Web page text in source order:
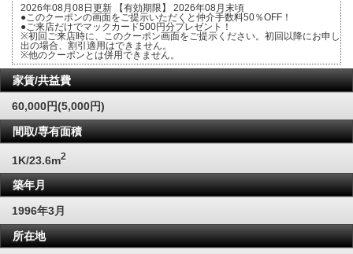
2026年08月08日更新 【有効期限】 2026年08月末頃
●このクーポンの画面をご提示いただくと仲介手数料50％OFF！
●ご来店だけでマックカード500円分プレゼント！
※初回ご来店時に、このクーポン画面をご提示ください。初回以降にお申し
出の場合、割引適用はできません。
※他のクーポンとは併用できません。
家賃/共益費
60,000円(5,000円)
間取/専有面積
1K/23.6m2
築年月
1996年3月
所在地